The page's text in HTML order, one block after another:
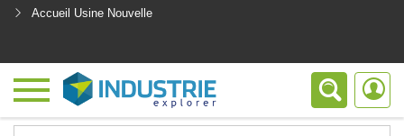
Accueil Usine Nouvelle